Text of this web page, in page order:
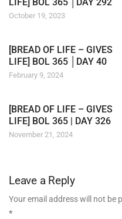
October 19, 2023
[BREAD OF LIFE – GIVES
LIFE] BOL 365 │DAY 40
February 9, 2024
[BREAD OF LIFE – GIVES
LIFE] BOL 365 | DAY 326
November 21, 2024
Leave a Reply
Your email address will not be
*